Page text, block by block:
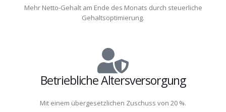
Mehr Netto-Gehalt am Ende des Monats durch steuerliche
Gehaltsoptimierung.
Betriebliche Altersversorgung
Mit einem übergesetzlichen Zuschuss von 20 %.